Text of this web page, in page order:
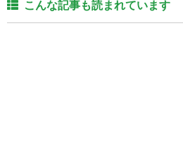
こんな記事も読まれています